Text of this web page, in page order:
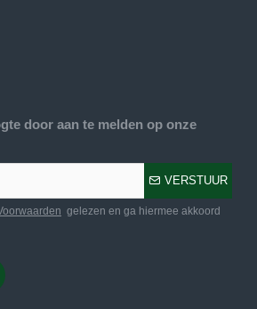
door aan te melden op onze
VERSTUUR
gelezen en ga hiermee akkoord